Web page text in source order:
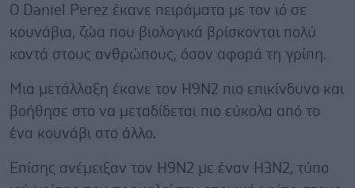
Ο Daniel Perez έκανε πειράματα με τον ιό σε
κουνάβια, ζώα που βιολογικά βρίσκονται πολύ
κοντά στους ανθρώπους, όσον αφορά τη γρίπη.
Μια μετάλλαξη έκανε τον H9N2 πιο επικίνδυνο και
βοήθησε στο να μεταδίδεται πιο εύκολα από το
ένα κουνάβι στο άλλο.
Επίσης ανέμειξαν τον H9N2 με έναν H3N2, τύπο